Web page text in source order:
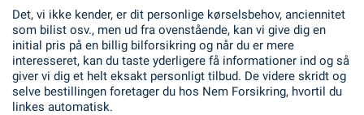
Det, vi ikke kender, er dit personlige kørselsbehov, anciennitet
som bilist osv., men ud fra ovenstående, kan vi give dig en
initial pris på en billig bilforsikring og når du er mere
interesseret, kan du taste yderligere få informationer ind og så
giver vi dig et helt eksakt personligt tilbud. De videre skridt og
selve bestillingen foretager du hos Nem Forsikring, hvortil du
linkes automatisk.